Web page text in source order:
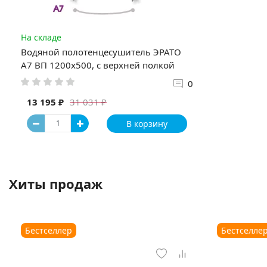
На складе
Водяной полотенцесушитель ЭРАТО
А7 ВП 1200x500, с верхней полкой
0
31 031 ₽
13 195 ₽
В корзину
Хиты продаж
Бестселлер Бестселлер